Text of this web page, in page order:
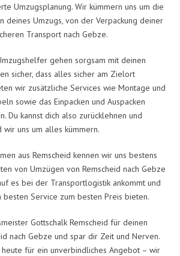
Umzugsplanung. Wir kümmern uns um die
deines Umzugs, von der Verpackung deiner
Transport nach Gebze.
gehen sorgsam mit deinen
sicher, dass alles sicher am Zielort
wir zusätzliche Services wie Montage und
sowie das Einpacken und Auspacken
Du kannst dich also zurücklehnen und
wir uns um alles kümmern.
aus Remscheid kennen wir uns bestens
von Umzügen von Remscheid nach Gebze
es bei der Transportlogistik ankommt und
Service zum besten Preis bieten.
Gottschalk Remscheid für deinen
nach Gebze und spar dir Zeit und Nerven.
heute für ein unverbindliches Angebot – wir